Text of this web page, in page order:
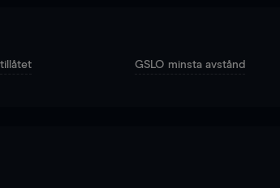
GSLO minsta avstånd